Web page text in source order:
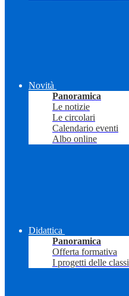
Novità
Panoramica
Le notizie
Le circolari
Calendario eventi
Albo online
Didattica
Panoramica
Offerta formativa
I progetti delle classi